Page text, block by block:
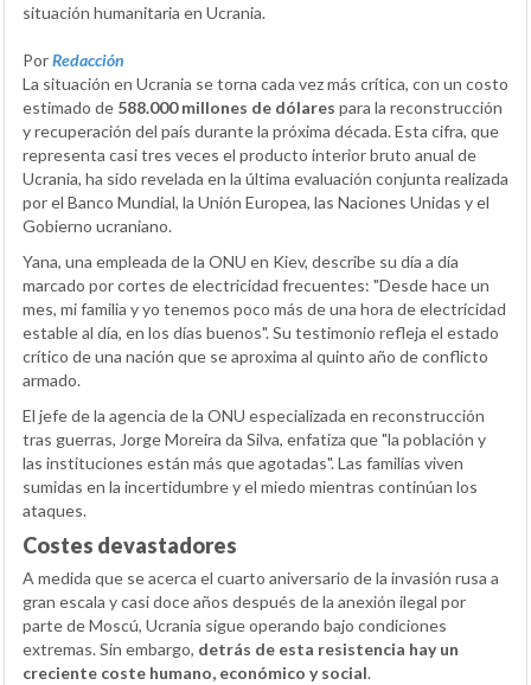
situación humanitaria en Ucrania.
PorRedacción
La situación en Ucrania se torna cada vez más crítica, con un costo
estimado de 588.000 millones de dólares para la reconstrucción
y recuperación del país durante la próxima década. Esta cifra, que
representa casi tres veces el producto interior bruto anual de
Ucrania, ha sido revelada en la última evaluación conjunta realizada
por el Banco Mundial, la Unión Europea, las Naciones Unidas y el
Gobierno ucraniano.
Yana, una empleada de la ONU en Kiev, describe su día a día
marcado por cortes de electricidad frecuentes: "Desde hace un
mes, mi familia y yo tenemos poco más de una hora de electricidad
estable al día, en los días buenos". Su testimonio refleja el estado
crítico de una nación que se aproxima al quinto año de conflicto
armado.
El jefe de la agencia de la ONU especializada en reconstrucción
tras guerras, Jorge Moreira da Silva, enfatiza que "la población y
las instituciones están más que agotadas". Las familias viven
sumidas en la incertidumbre y el miedo mientras continúan los
ataques.
Costes devastadores
A medida que se acerca el cuarto aniversario de la invasión rusa a
gran escala y casi doce años después de la anexión ilegal por
parte de Moscú, Ucrania sigue operando bajo condiciones
extremas. Sin embargo, detrás de esta resistencia hay un
creciente coste humano, económico y social.